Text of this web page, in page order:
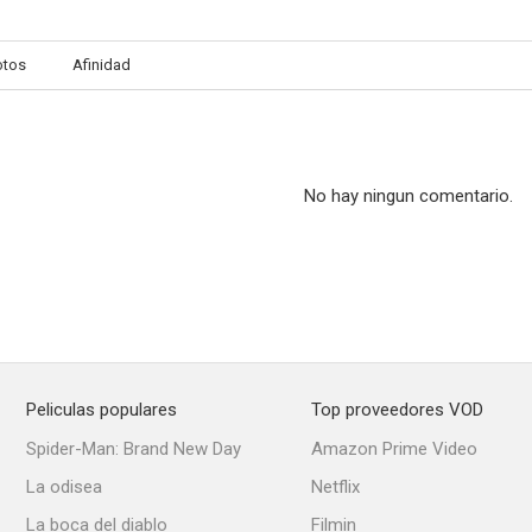
Afinidad
No hay ningun comentario.
Peliculas populares
Spider-Man: Brand New Day
La odisea
La boca del diablo
Top proveedores VOD
Amazon Prime Video
Netflix
Filmin